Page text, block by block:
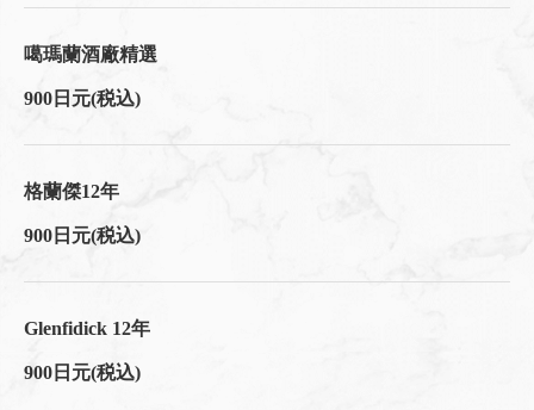
噶瑪蘭酒廠精選
900日元(税込)
格蘭傑12年
900日元(税込)
Glenfidick 12年
900日元(税込)